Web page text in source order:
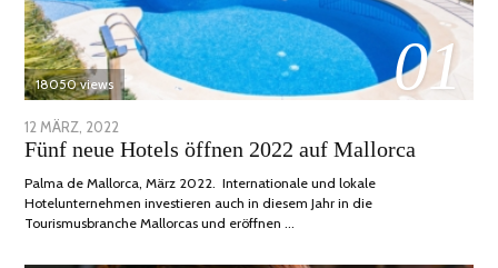
01
18050 views
POSTED
ON
12 MÄRZ, 2022
DEZEMBER,
Fünf neue Hotels öffnen 2022 auf Mallorca
Palma de Mallorca, März 2022. Internationale und lokale
Hotelunternehmen investieren auch in diesem Jahr in die
Tourismusbranche Mallorcas und eröffnen …